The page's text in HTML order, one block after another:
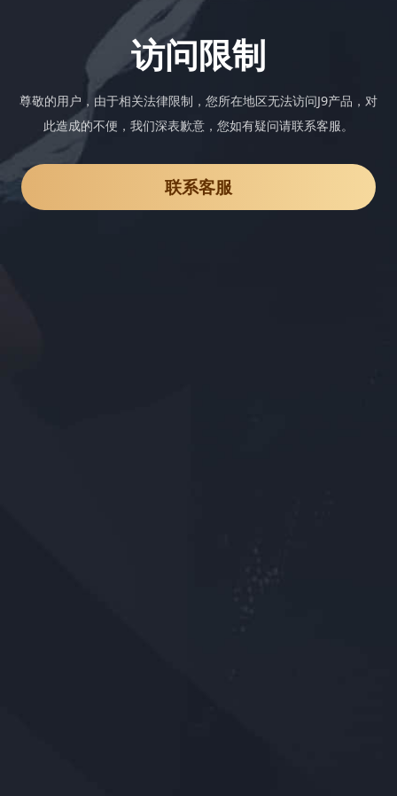
访问限制
尊敬的用户，由于相关法律限制，您所在地区无法访问J9产品，对
此造成的不便，我们深表歉意，您如有疑问请联系客服。
联系客服